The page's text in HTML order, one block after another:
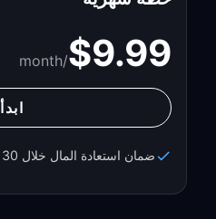
$9.99
/month
ابدأ
ضمان استعادة المال خلال 30 يومًا